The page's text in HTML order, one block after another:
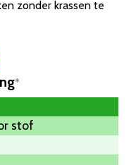
zonder krassen te
*
stof